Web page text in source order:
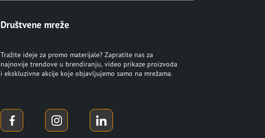
Društvene mreže
Tražite ideje za promo materijale? Zapratite nas za
najnovije trendove u brendiranju, video prikaze proizvoda
i ekskluzivne akcije koje objavljujemo samo na mrežama.